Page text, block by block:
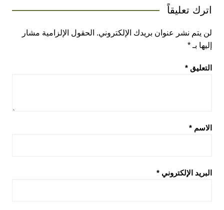
اترك تعليقاً
لن يتم نشر عنوان بريدك الإلكتروني. الحقول الإلزامية مشار
إليها بـ *
التعليق *
الاسم *
البريد الإلكتروني *